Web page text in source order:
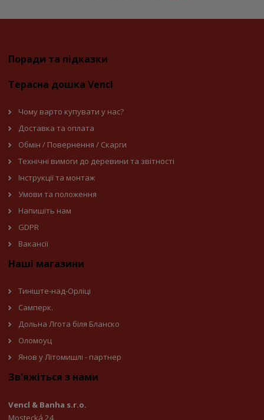
Поради та підказки
Терасна дошка Vencl
Чому варто купувати у нас?
Доставка та оплата
Обмін / Повернення / Скарги
Технічні вимоги до деревини та звітності
Інструкції та монтаж
Умови та положення
Напишіть нам
GDPR
Вакансії
Наші магазини
Тиніште-над-Орліці
Самперк.
Дольна Лгота біля Бланско
Оломоуц
Янов у Літомишлі - партнер
Зв'яжіться з нами
Vencl & Banha s.r.o.
Mostecká 24